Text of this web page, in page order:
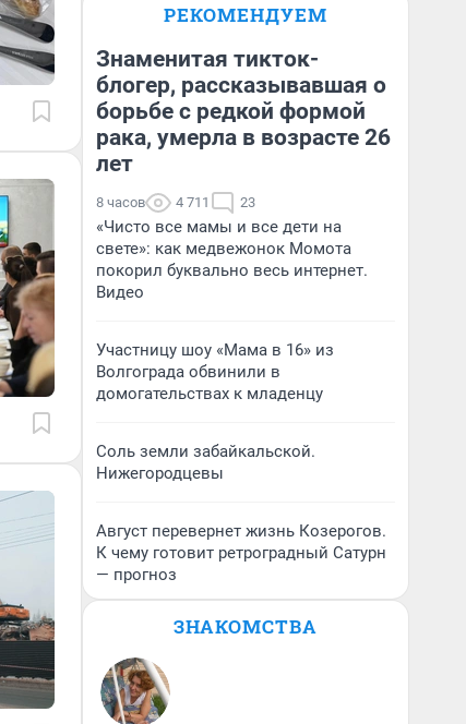
РЕКОМЕНДУЕМ
Знаменитая тикток-
блогер, рассказывавшая о
борьбе с редкой формой
рака, умерла в возрасте 26
лет
8 часов 4 711 23
«Чисто все мамы и все дети на
свете»: как медвежонок Момота
покорил буквально весь интернет.
Видео
Участницу шоу «Мама в 16» из
Волгограда обвинили в
домогательствах к младенцу
Соль земли забайкальской.
Нижегородцевы
Август перевернет жизнь Козерогов.
К чему готовит ретроградный Сатурн
— прогноз
ЗНАКОМСТВА